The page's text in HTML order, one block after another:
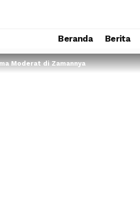
Beranda Berita
Moderat di Zamannya